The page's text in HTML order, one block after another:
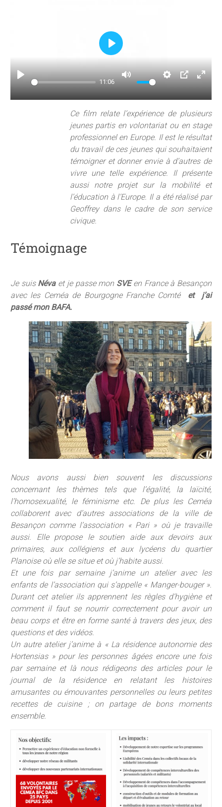
P
l
11:06
M
u
t
e
S
e
t
t
i
n
g
P
I
P
E
n
t
e
r
f
u
l
s
P
l
a
y
Ce film relate l’expérience de plusieurs
jeunes partis en volontariat ou en stage
professionnel en Europe. Il est le résultat
du travail de ces jeunes qui souhaitaient
témoigner et donner envie à d’autres de
vivre une telle expérience. Il présente
aussi notre projet sur la mobilité et
l’éducation à l’Europe. Il a été réalisé par
Geoffrey dans le cadre de son service
civique.
Témoignage
Je suis Névaet je passe mon SVEen France à Besançon
avec les Ceméa de Bourgogne Franche Comté et j’ai
passé mon BAFA.
Nous avons aussi bien souvent les discussions
concernant les thèmes tels que l’égalité, la laïcité,
l’homosexualité, le féminisme etc. De plus les Ceméa
collaborent avec d’autres associations de la ville de
Besançon comme l’association « Pari » où je travaille
aussi. Elle propose le soutien aide aux devoirs aux
primaires, aux collégiens et aux lycéens du quartier
Planoise où elle se situe et où j’habite aussi.
Et une fois par semaine j’anime un atelier avec les
enfants de l’association qui s’appelle « Manger-bouger ».
Durant cet atelier ils apprennent les règles d’hygiène et
comment il faut se nourrir correctement pour avoir un
beau corps et être en forme santé à travers des jeux, des
questions et des vidéos.
Un autre atelier j’anime à « La résidence autonomie des
Hortensias » pour les personnes âgées encore une fois
par semaine et là nous rédigeons des articles pour le
journal de la résidence en relatant les histoires
amusantes ou émouvantes personnelles ou leurs petites
recettes de cuisine ; on partage de bons moments
ensemble.